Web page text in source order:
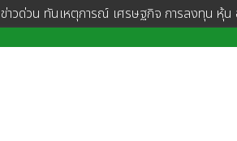
ข่าวด่วน ทันเหตุการณ์ เศรษฐกิจ การลงทุน หุ้น